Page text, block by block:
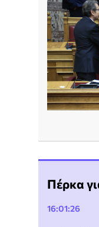
Πέρκα
16:01:26